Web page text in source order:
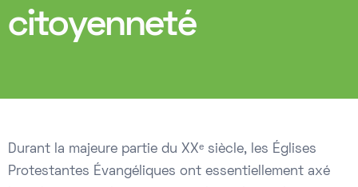
citoyenneté
Durant la majeure partie du XXᵉ siècle, les Églises
Protestantes Évangéliques ont essentiellement axé